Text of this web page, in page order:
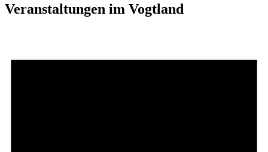
Veranstaltungen im Vogtland